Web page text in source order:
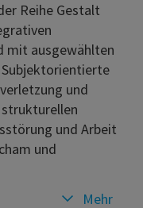
Reihe Gestalt
mit ausgewählten
und
und Arbeit
und
Mehr